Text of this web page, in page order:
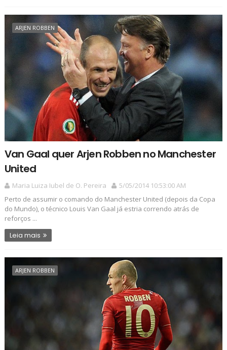
ARJEN ROBBEN
Van Gaal quer Arjen Robben no Manchester
United
Maria Luiza Iubel de O. Pereira
5/05/2014 10:53:00 AM
Perto de assumir o comando do Manchester United (depois da Copa
do Mundo), o técnico Louis Van Gaal já estria correndo atrás de
reforços ...
Leia mais
ARJEN ROBBEN